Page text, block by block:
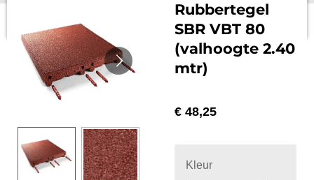
Rubbertegel
SBR VBT 80
(valhoogte 2.40
mtr)
€ 48,25
Kleur